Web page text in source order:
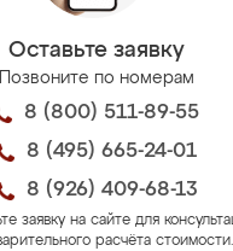
Оставьте заявку
Позвоните по номерам
8 (800) 511-89-55
8 (495) 665-24-01
8 (926) 409-68-13
заявку на сайте для
расчёта стоимости.